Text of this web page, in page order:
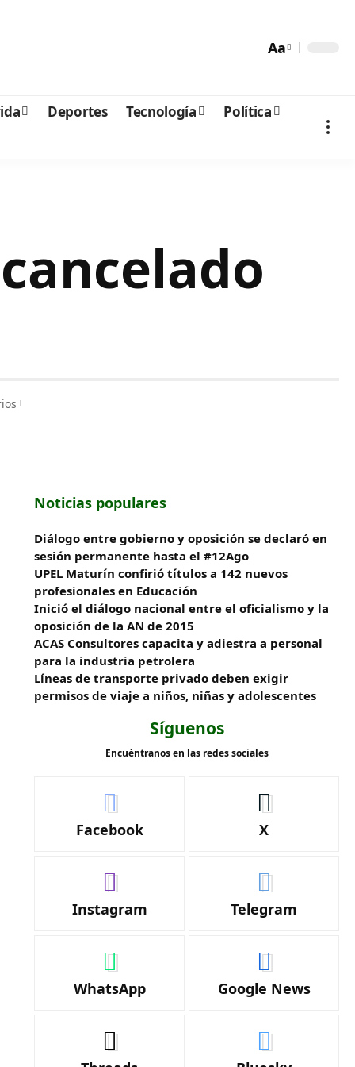
Aa
Deportes Tecnología
Política
Noticias populares
Diálogo entre gobierno y oposición se declaró en
sesión permanente hasta el #12Ago
UPEL Maturín confirió títulos a 142 nuevos
profesionales en Educación
Inició el diálogo nacional entre el oficialismo y la
oposición de la AN de 2015
ACAS Consultores capacita y adiestra a personal
para la industria petrolera
Líneas de transporte privado deben exigir
permisos de viaje a niños, niñas y adolescentes
Síguenos
Encuéntranos en las redes sociales
Facebook X
Instagram Telegram
WhatsApp Google News